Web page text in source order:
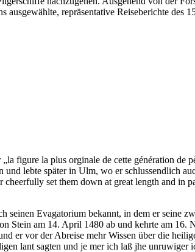
repräsentative Reiseberichte des
figure la plus orginale de cette génération de
lebte später in Ulm, wo er schlussendlich
set them down at great length and in
Evagatorium bekannt, in dem er seine
Stein am 14. April 1480 ab und kehrte am 16.
er vor der Abreise mehr Wissen über die
lant sagten und je mer ich laß jhe unruwiger